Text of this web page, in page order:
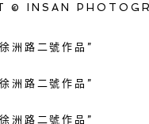
© INSAN